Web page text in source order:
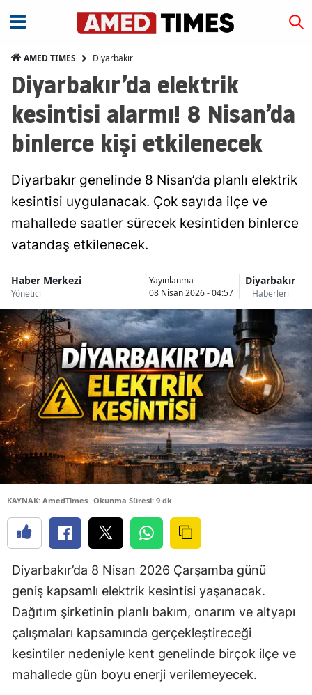
AMED TIMES Diyarbakır
Diyarbakır’da elektrik
kesintisi alarmı! 8 Nisan’da
binlerce kişi etkilenecek
Diyarbakır genelinde 8 Nisan’da planlı elektrik
kesintisi uygulanacak. Çok sayıda ilçe ve
mahallede saatler sürecek kesintiden binlerce
vatandaş etkilenecek.
Haber Merkezi
Yönetici
Yayınlanma
08 Nisan 2026 - 04:57
Diyarbakır
Haberleri
KAYNAK: AmedTimes Okunma Süresi: 9 dk
Diyarbakır’da 8 Nisan 2026 Çarşamba günü
geniş kapsamlı elektrik kesintisi yaşanacak.
Dağıtım şirketinin planlı bakım, onarım ve altyapı
çalışmaları kapsamında gerçekleştireceği
kesintiler nedeniyle kent genelinde birçok ilçe ve
mahallede gün boyu enerji verilemeyecek.